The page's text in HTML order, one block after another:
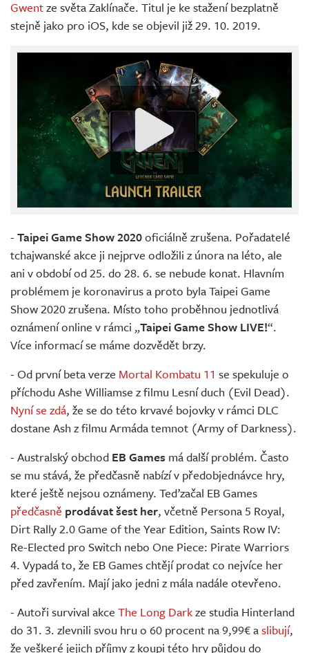
Gwentze světa Zaklínače. Titul je ke stažení bezplatně
stejně jako pro iOS, kde se objevil již 29. 10. 2019.
- Taipei Game Show 2020oficiálně zrušena. Pořadatelé
tchajwanské akce ji nejprve odložili z února na léto, ale
ani v období od 25. do 28. 6. se nebude konat. Hlavním
problémem je koronavirus a proto byla Taipei Game
Show 2020 zrušena. Místo toho proběhnou jednotlivá
oznámení online v rámci „Taipei Game Show LIVE!“.
Více informací se máme dozvědět brzy.
- Od první beta verze Mortal Kombatu 11 se spekuluje o
příchodu Ashe Williamse z filmu Lesní duch (Evil Dead).
Nyní se zdá, že se do této krvavé bojovky v rámci DLC
dostane Ash z filmu Armáda temnot (Army of Darkness).
- Australský obchod EB Games má další problém. Často
se mu stává, že předčasně nabízí v předobjednávce hry,
které ještě nejsou oznámeny. Teďzačal EB Games
předčasně prodávat šest her, včetně Persona 5 Royal,
Dirt Rally 2.0 Game of the Year Edition, Saints Row IV:
Re-Elected pro Switch nebo One Piece: Pirate Warriors
4. Vypadá to, že EB Games chtějí prodat co nejvíce her
před zavřením. Mají jako jedni z mála nadále otevřeno.
- Autoři survival akce The Long Darkze studia Hinterland
do 31. 3. zlevnili svou hru o 60 procent na 9,99€ aslibují,
že veškeré jejich příjmy z koupi této hry půjdou do